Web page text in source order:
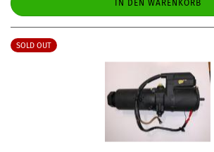
IN DEN WARENKORB
SOLD OUT